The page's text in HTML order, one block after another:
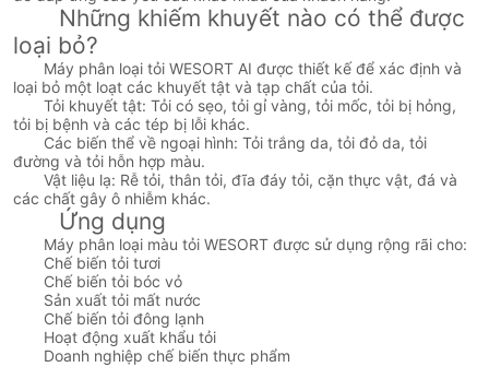
Những khiếm khuyết nào có thể được
loại bỏ?
Máy phân loại tỏi WESORT AI được thiết kế để xác định và
loại bỏ một loạt các khuyết tật và tạp chất của tỏi.
Tỏi khuyết tật: Tỏi có sẹo, tỏi gỉ vàng, tỏi mốc, tỏi bị hỏng,
tỏi bị bệnh và các tép bị lỗi khác.
Các biến thể về ngoại hình: Tỏi trắng da, tỏi đỏ da, tỏi
đường và tỏi hỗn hợp màu.
Vật liệu lạ: Rễ tỏi, thân tỏi, đĩa đáy tỏi, cặn thực vật, đá và
các chất gây ô nhiễm khác.
Ứng dụng
Máy phân loại màu tỏi WESORT được sử dụng rộng rãi cho:
Chế biến tỏi tươi
Chế biến tỏi bóc vỏ
Sản xuất tỏi mất nước
Chế biến tỏi đông lạnh
Hoạt động xuất khẩu tỏi
Doanh nghiệp chế biến thực phẩm